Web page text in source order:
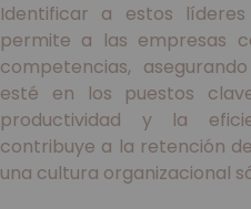
Identificar a estos
permite a las empresas
competencias,
esté en los puestos
productividad y la
contribuye a la retención
una cultura organizacional